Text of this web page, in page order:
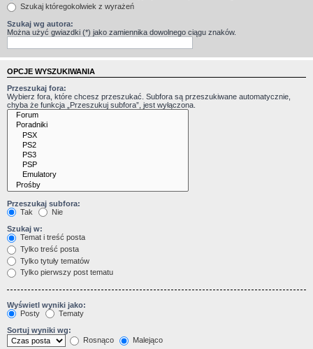
Szukaj któregokolwiek z wyrażeń
Szukaj wg autora:
Można użyć gwiazdki (*) jako zamiennika dowolnego ciągu znaków.
OPCJE WYSZUKIWANIA
Przeszukaj fora:
Wybierz fora, które chcesz przeszukać. Subfora są przeszukiwane automatycznie,
chyba że funkcja „Przeszukuj subfora”, jest wyłączona.
Przeszukaj subfora:
Tak
Nie
Szukaj w:
Temat i treść posta
Tylko treść posta
Tylko tytuły tematów
Tylko pierwszy post tematu
Wyświetl wyniki jako:
Posty
Tematy
Sortuj wyniki wg:
Rosnąco
Malejąco